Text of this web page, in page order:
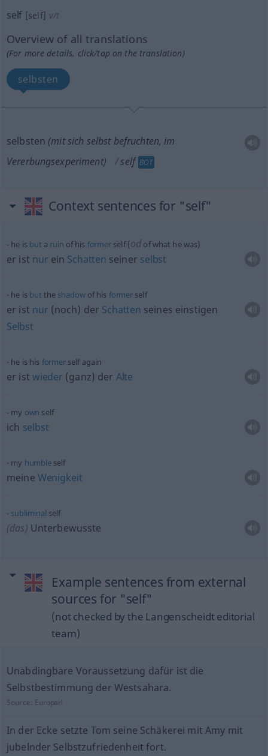
self [self] v/t
Overview of all translations
(For more details, click/tap on the translation)
selbsten
selbsten (mit sich selbst befruchten, im
Vererbungsexperiment)
self BOT
Context sentences for "self"
he is but a ruin of his formerself (od of what he was)
er ist nur ein Schatten seiner selbst
he is but the shadowof his former self
er ist nur (noch) der Schatten seines einstigen
Selbst
he is his formerself again
er ist wieder (ganz) der Alte
my own self
ich selbst
my humbleself
meine Wenigkeit
subliminal self
(das) Unterbewusste
Example sentences from external
sources for "self"
(not checked by the Langenscheidt editorial
team)
Unabdingbare Voraussetzung dafür ist die
Selbstbestimmung der Westsahara.
Source: Europarl
In der Ecke setzte Tom seine Schäkerei mit Amy mit
jubelnder Selbstzufriedenheit fort.